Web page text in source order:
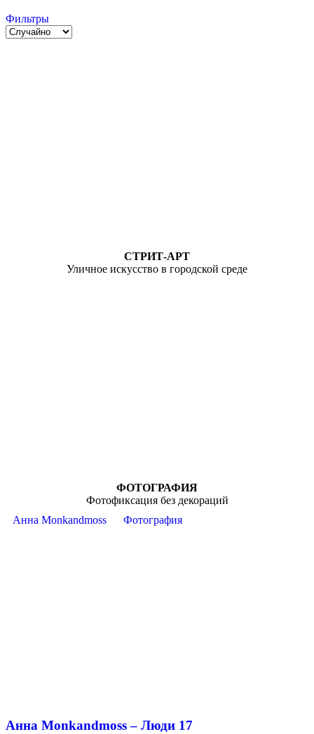
Фильтры
СТРИТ-АРТ
Уличное искусство в городской среде
ФОТОГРАФИЯ
Фотофиксация без декораций
Анна Monkandmoss
Фотография
Анна Monkandmoss – Люди 17